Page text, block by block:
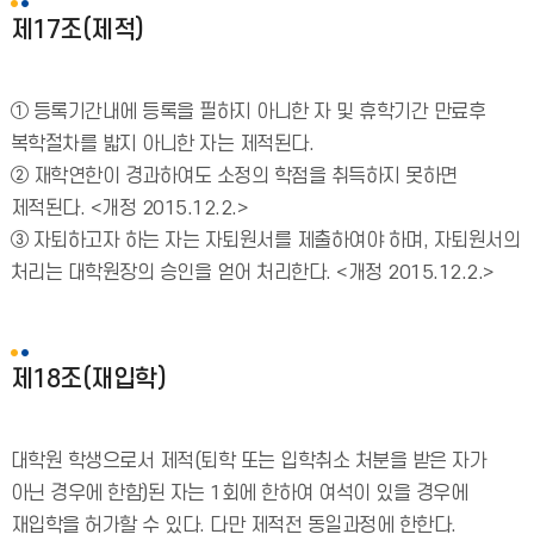
제17조(제적)
① 등록기간내에 등록을 필하지 아니한 자 및 휴학기간 만료후
복학절차를 밟지 아니한 자는 제적된다.
② 재학연한이 경과하여도 소정의 학점을 취득하지 못하면
제적된다. <개정 2015.12.2.>
③ 자퇴하고자 하는 자는 자퇴원서를 제출하여야 하며, 자퇴원서의
처리는 대학원장의 승인을 얻어 처리한다. <개정 2015.12.2.>
제18조(재입학)
대학원 학생으로서 제적(퇴학 또는 입학취소 처분을 받은 자가
아닌 경우에 한함)된 자는 1회에 한하여 여석이 있을 경우에
재입학을 허가할 수 있다. 다만 제적전 동일과정에 한한다.